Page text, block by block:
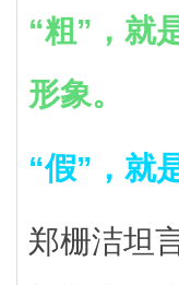
“粗”，就
形象。
“假”，就
郑栅洁坦